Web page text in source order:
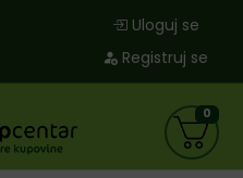
Uloguj se
Registruj se
0